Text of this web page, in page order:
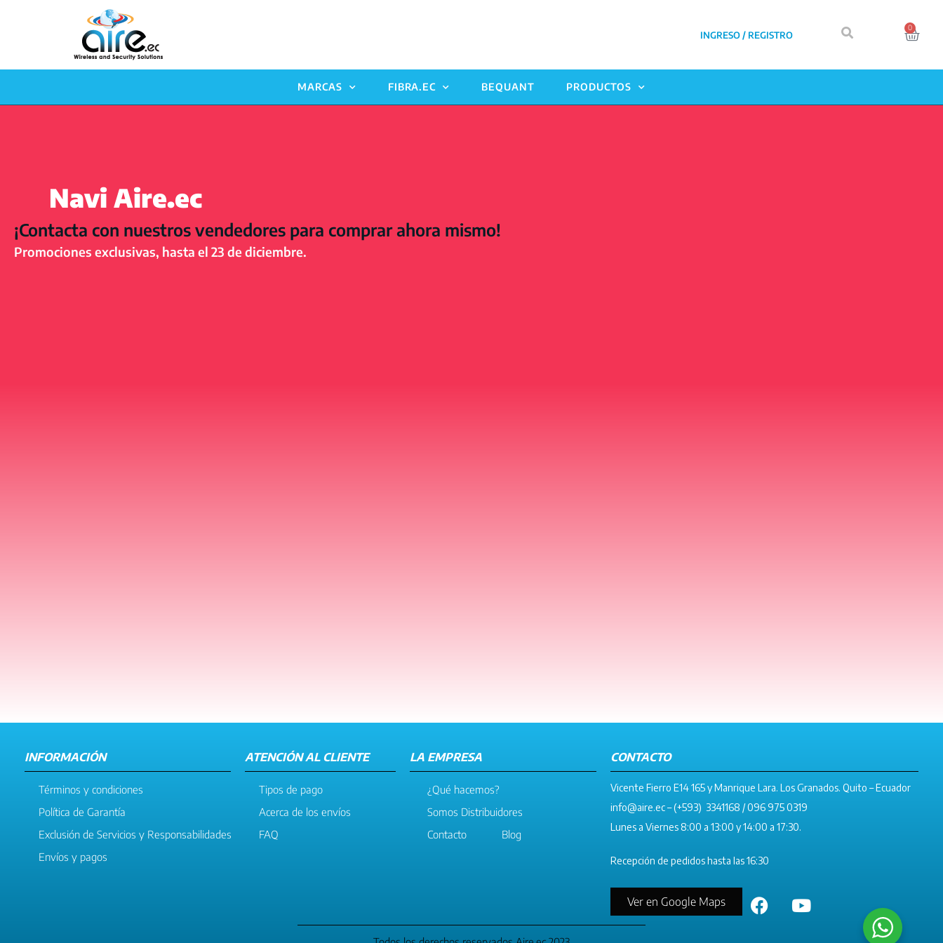
INGRESO / REGISTRO
0
MARCAS FIBRA.EC BEQUANT PRODUCTOS
Navi Aire.ec
¡Contacta con nuestros vendedores para comprar ahora mismo!
Promociones exclusivas, hasta el 23 de diciembre.
INFORMACIÓN
Términos y condiciones
Política de Garantía
Exclusión de Servicios y Responsabilidades
Envíos y pagos
ATENCIÓN AL CLIENTE
Tipos de pago
Acerca de los envíos
FAQ
LA EMPRESA
¿Qué hacemos?
Somos Distribuidores
Contacto
Blog
CONTACTO
Vicente Fierro E14 165 y Manrique Lara. Los Granados. Quito – Ecuador
info@aire.ec– (+593) 3341168 / 096 975 0319
Lunes a Viernes 8:00 a 13:00 y 14:00 a 17:30.
Recepción de pedidos hasta las 16:30
Ver en Google Maps